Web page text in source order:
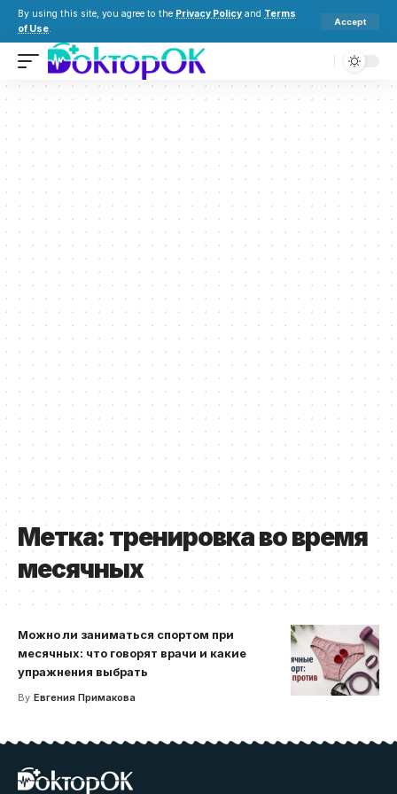
By using this site, you agree to the Privacy Policy and Terms
of Use.
Accept
Метка: тренировка во время
месячных
Можно ли заниматься спортом при
месячных: что говорят врачи и какие
упражнения выбрать
By Евгения Примакова